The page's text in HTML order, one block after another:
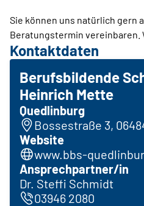
Sie können uns natürlich gern
Beratungstermin vereinbaren.
Kontaktdaten
Berufsbildende
Heinrich Mette
Quedlinburg
Bossestraße 3,
Website
www.bbs-
Ansprechpartner/in
Dr. Steffi Schmidt
03946 2080